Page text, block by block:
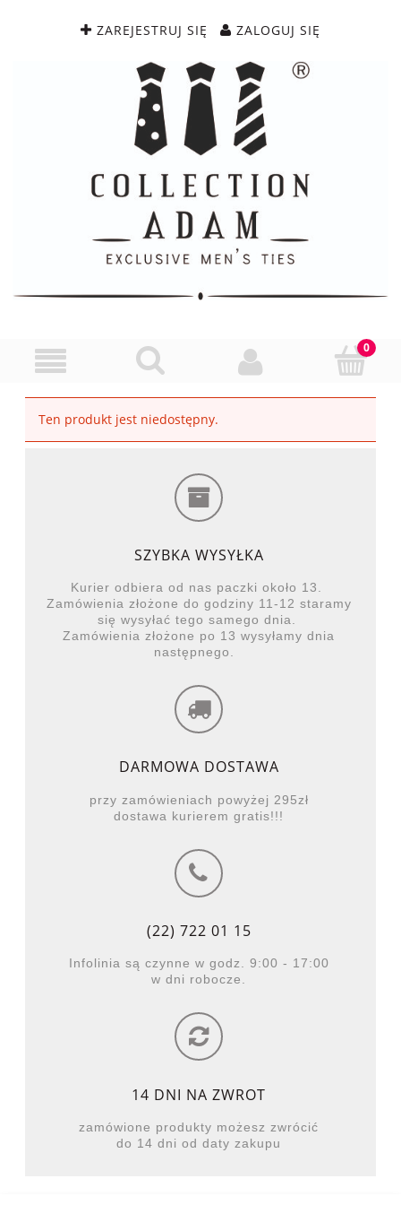
ZAREJESTRUJ SIĘ ZALOGUJ SIĘ
Ten produkt jest niedostępny.
SZYBKA WYSYŁKA
Kurier odbiera od nas paczki około 13.
Zamówienia złożone do godziny 11-12 staramy
się wysyłać tego samego dnia.
Zamówienia złożone po 13 wysyłamy dnia
następnego.
DARMOWA DOSTAWA
przy zamówieniach powyżej 295zł
dostawa kurierem gratis!!!
(22) 722 01 15
Infolinia są czynne w godz. 9:00 - 17:00
w dni robocze.
14 DNI NA ZWROT
zamówione produkty możesz zwrócić
do 14 dni od daty zakupu